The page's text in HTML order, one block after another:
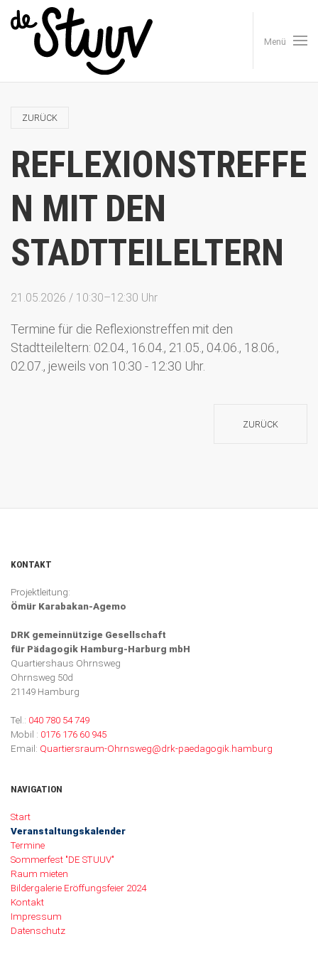
Menü
ZURÜCK
REFLEXIONSTREFFE
N MIT DEN
STADTTEILELTERN
21.05.2026 / 10:30–12:30 Uhr
Termine für die Reflexionstreffen mit den
Stadtteileltern: 02.04., 16.04., 21.05., 04.06., 18.06.,
02.07., jeweils von 10:30 - 12:30 Uhr.
ZURÜCK
KONTAKT
Projektleitung:
Ömür Karabakan-Agemo
DRK gemeinnützige Gesellschaft
für Pädagogik Hamburg-Harburg mbH
Quartiershaus Ohrnsweg
Ohrnsweg 50d
21149 Hamburg
Tel.: 040 780 54 749
Mobil : 0176 176 60 945
Email: Quartiersraum-Ohrnsweg@drk-paedagogik.hamburg
NAVIGATION
Navigation überspringen
Start
Veranstaltungskalender
Termine
Sommerfest "DE STUUV"
Raum mieten
Bildergalerie Eröffungsfeier 2024
Kontakt
Impressum
Datenschutz